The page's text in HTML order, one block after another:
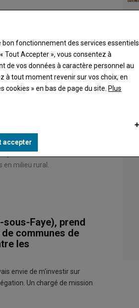
grand Châtellerault, en
milieu rural.
Faye), prend
communes de
les
envie de m'investir sur
Un chargé de mission
fonctionnement des services essentiels
Tout Accepter », vous consentez à
de vos données à caractère personnel au
à tout moment revenir sur vos choix, en
cookies » en bas de page du site. Plus
accepter